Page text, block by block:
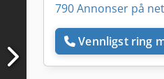
790 Annonser på
Vennligst ring